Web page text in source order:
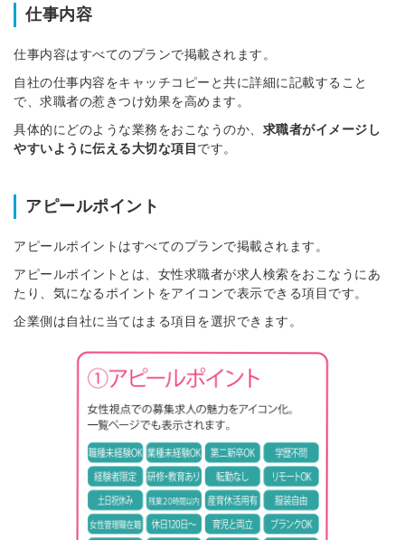
仕事内容
仕事内容はすべてのプランで掲載されます。
自社の仕事内容をキャッチコピーと共に詳細に記載すること
で、求職者の惹きつけ効果を高めます。
具体的にどのような業務をおこなうのか、 求職者がイメージし
やすいように伝える大切な項目 です。
アピールポイント
アピールポイントはすべてのプランで掲載されます。
アピールポイントとは、女性求職者が求人検索をおこなうにあ
たり、気になるポイントをアイコンで表示できる項目です。
企業側は自社に当てはまる項目を選択できます。